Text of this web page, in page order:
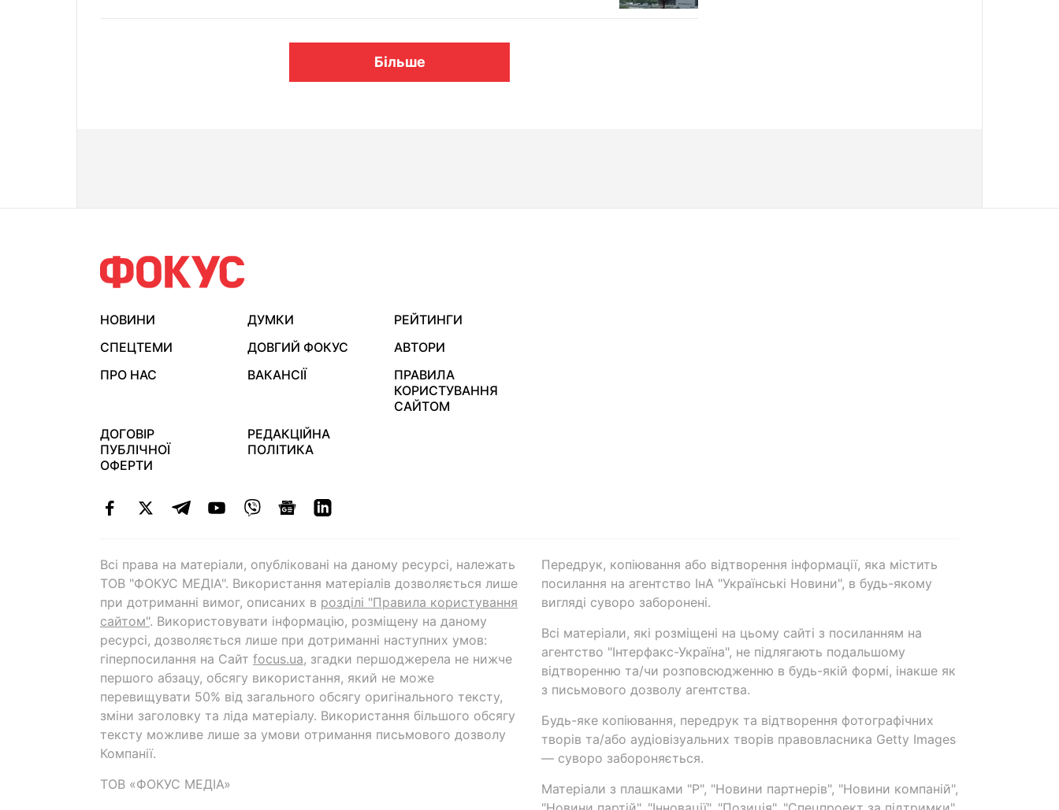
Більше
НОВИНИ ДУМКИ
РЕЙТИНГИ
СПЕЦТЕМИ
ДОВГИЙ ФОКУС
АВТОРИ
ПРО НАС
ВАКАНСІЇ
ПРАВИЛА
КОРИСТУВАННЯ
САЙТОМ
ДОГОВІР
ПУБЛІЧНОЇ
ОФЕРТИ
РЕДАКЦІЙНА
ПОЛІТИКА
Всі права на матеріали, опубліковані на даному ресурсі, належать
ТОВ "ФОКУС МЕДІА". Використання матеріалів дозволяється лише
при дотриманні вимог, описаних в розділі "Правила користування
сайтом". Використовувати інформацію, розміщену на даному
ресурсі, дозволяється лише при дотриманні наступних умов:
гіперпосилання на Cайт focus.ua, згадки першоджерела не нижче
першого абзацу, обсягу використання, який не може
перевищувати 50% від загального обсягу оригінального тексту,
зміни заголовку та ліда матеріалу. Використання більшого обсягу
тексту можливе лише за умови отримання письмового дозволу
Компанії.
ТОВ «ФОКУС МЕДІА»
Передрук, копіювання або відтворення інформації, яка містить
посилання на агентство ІнА "Українські Новини", в будь-якому
вигляді суворо заборонені.
Всі матеріали, які розміщені на цьому сайті з посиланням на
агентство "Інтерфакс-Україна", не підлягають подальшому
відтворенню та/чи розповсюдженню в будь-якій формі, інакше як
з письмового дозволу агентства.
Будь-яке копіювання, передрук та відтворення фотографічних
творів та/або аудіовізуальних творів правовласника Getty Images
— суворо забороняється.
Матеріали з плашками "Р", "Новини партнерів", "Новини компаній",